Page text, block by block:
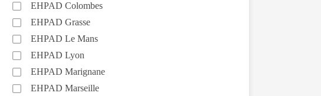
EHPAD Colombes
EHPAD Grasse
EHPAD Le Mans
EHPAD Lyon
EHPAD Marignane
EHPAD Marseille